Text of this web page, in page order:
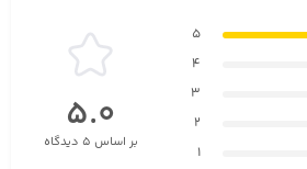
5
4
3
2
1
5.0
بر اساس 5 دیدگاه